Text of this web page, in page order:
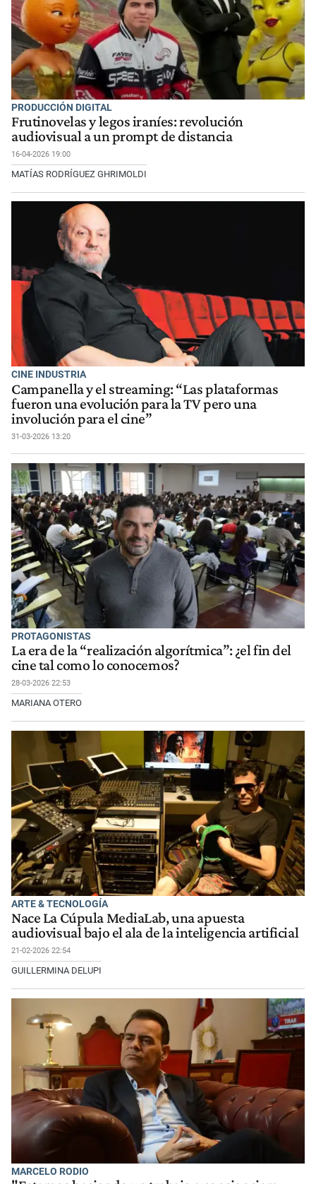
PRODUCCIÓN DIGITAL
Frutinovelas y legos iraníes: revolución
audiovisual a un prompt de distancia
16-04-2026 19:00
MATÍAS RODRÍGUEZ GHRIMOLDI
CINE INDUSTRIA
Campanella y el streaming: “Las plataformas
fueron una evolución para la TV pero una
involución para el cine”
31-03-2026 13:20
PROTAGONISTAS
La era de la “realización algorítmica”: ¿el fin del
cine tal como lo conocemos?
28-03-2026 22:53
MARIANA OTERO
ARTE & TECNOLOGÍA
Nace La Cúpula MediaLab, una apuesta
audiovisual bajo el ala de la inteligencia artificial
21-02-2026 22:54
GUILLERMINA DELUPI
MARCELO RODIO